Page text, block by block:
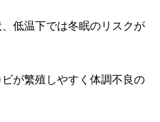
低温下では冬眠のリスクが
が繁殖しやすく体調不良の